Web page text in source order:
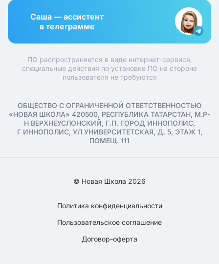
Саша — ассистент
в телеграмме
ПО распространяется в виде интернет-сервиса,
специальные действия по установке ПО на стороне
пользователя не требуются
ОБЩЕСТВО С ОГРАНИЧЕННОЙ ОТВЕТСТВЕННОСТЬЮ
«НОВАЯ ШКОЛА» 420500, РЕСПУБЛИКА ТАТАРСТАН, М.Р-
Н ВЕРХНЕУСЛОНСКИЙ, Г.П. ГОРОД ИННОПОЛИС,
Г ИННОПОЛИС, УЛ УНИВЕРСИТЕТСКАЯ, Д. 5, ЭТАЖ 1,
ПОМЕЩ. 111
© Новая Школа 2026
Политика конфиденциальности
Пользовательское соглашение
Договор-оферта